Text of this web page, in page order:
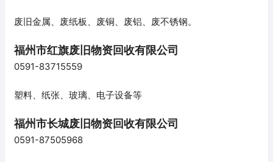
废旧金属、废纸板、废铜、废铝、废不锈钢。
福州市红旗废旧物资回收有限公司
0591-83715559
塑料、纸张、玻璃、电子设备等
福州市长城废旧物资回收有限公司
0591-87505968